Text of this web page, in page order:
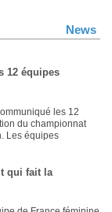
News
12 équipes
les 12
du championnat
Les équipes
qui fait la